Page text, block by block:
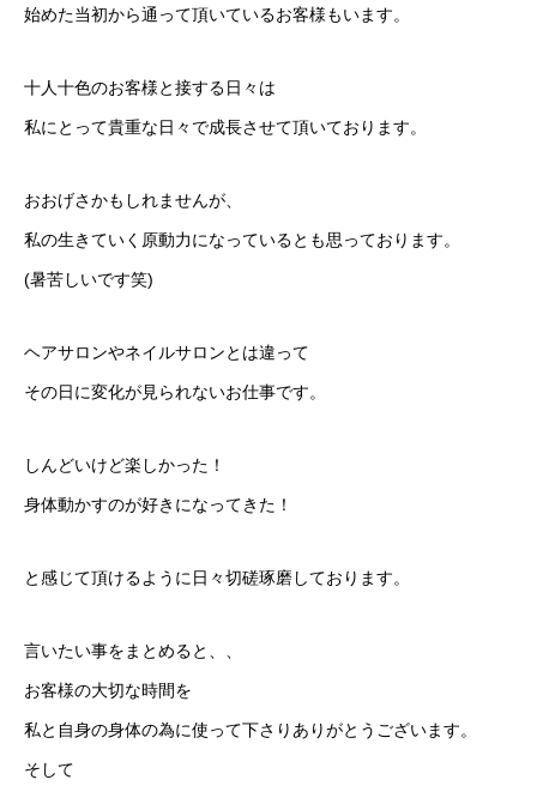
始めた当初から通って頂いているお客様もいます。
十人十色のお客様と接する日々は
私にとって貴重な日々で成長させて頂いております。
おおげさかもしれませんが、
私の生きていく原動力になっているとも思っております。
(暑苦しいです笑)
ヘアサロンやネイルサロンとは違って
その日に変化が見られないお仕事です。
しんどいけど楽しかった！
身体動かすのが好きになってきた！
と感じて頂けるように日々切磋琢磨しております。
言いたい事をまとめると、、
お客様の大切な時間を
私と自身の身体の為に使って下さりありがとうございます。
そして